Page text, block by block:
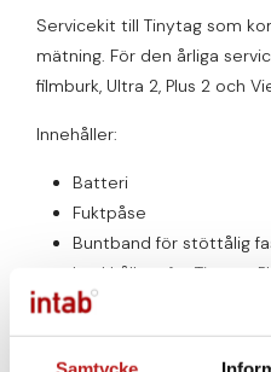
Servicekit till Tinytag som
mätning. För den årliga
filmburk, Ultra 2, Plus 2 och
Innehåller:
Batteri
Fuktpåse
Buntband för stöttålig
Lockhållare för Tinytag
O-ringar för att hålla